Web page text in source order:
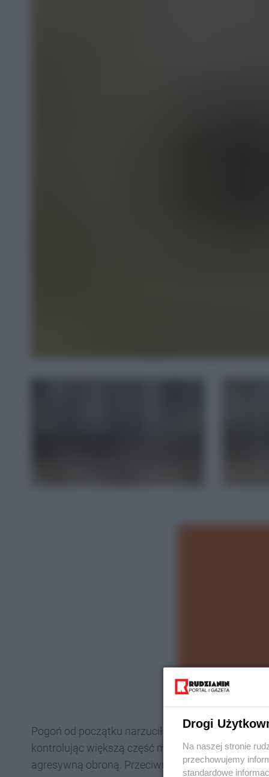
Pogoń od początku narzuciła swój rytm,
kontrolując większą część meczu. Jednak
agresywną obroną. Przeciwnik objął
Drogi
Na naszej stronie
przechowujemy
standardowe